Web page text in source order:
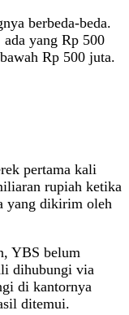
berbeda-beda.
yang Rp 500
Rp 500 juta.
pertama kali
rupiah ketika
yang dikirim oleh
YBS belum
dihubungi via
di kantornya
ditemui.